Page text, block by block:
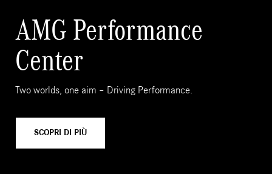
AMG Performance
Center
Two worlds, one aim – Driving Performance.
SCOPRI DI PIÙ